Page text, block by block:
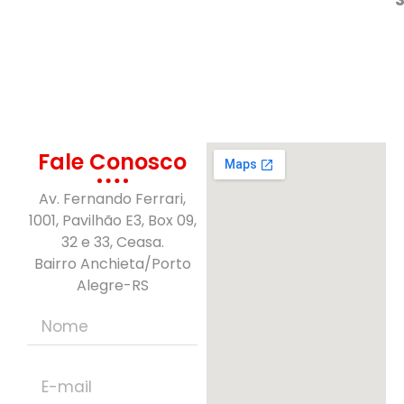
Fale Conosco
Av. Fernando Ferrari,
1001, Pavilhão E3, Box 09,
32 e 33, Ceasa.
Bairro Anchieta/Porto
Alegre-RS